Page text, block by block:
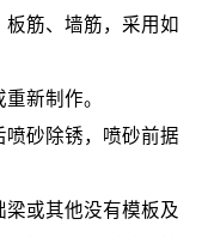
筋、墙筋，采用如
新制作。
砂除锈，喷砂前据
或其他没有模板及